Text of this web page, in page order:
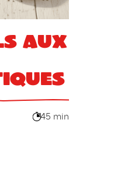
aux
45 min